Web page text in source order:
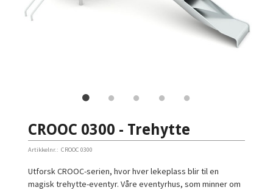
CROOC 0300 - Trehytte
Artikkelnr.: CROOC 0300
Utforsk CROOC-serien, hvor hver lekeplass blir til en
magisk trehytte-eventyr. Våre eventyrhus, som minner om